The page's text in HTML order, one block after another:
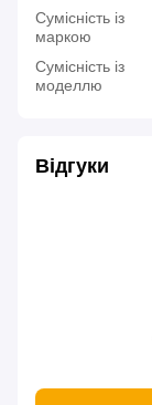
Сумісність із
маркою
Сумісність із
моделлю
Відгуки